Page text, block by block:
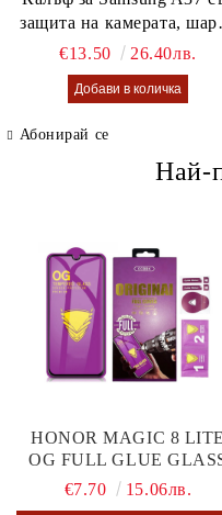
защита на камерата,
калъф Lusi case
€13.50 26.40лв.
Абонирай се
Най-
HONOR MAGIC 8 LITE
OG FULL GLUE
€7.70
15.06лв.